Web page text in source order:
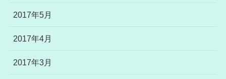
2017年5月
2017年4月
2017年3月